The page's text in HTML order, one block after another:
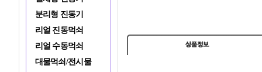
분리형 진동기
리얼 진동먹쇠
리얼 수동먹쇠
대물먹쇠/전시물